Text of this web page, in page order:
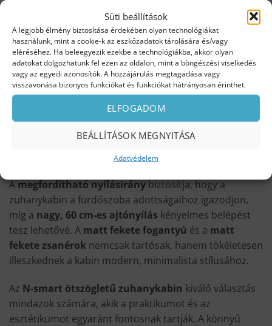
Süti beállítások
A legjobb élmény biztosítása érdekében olyan technológiákat
használunk, mint a cookie-k az eszközadatok tárolására és/vagy
eléréséhez. Ha beleegyezik ezekbe a technológiákba, akkor olyan
adatokat dolgozhatunk fel ezen az oldalon, mint a böngészési viselkedés
vagy az egyedi azonosítók. A hozzájárulás megtagadása vagy
visszavonása bizonyos funkciókat és funkciókat hátrányosan érinthet.
ELFOGADOM
BEÁLLÍTÁSOK MEGNYITÁSA
Adatvédelem
exkluzív megjelenést
kölcsönöznek a kabinnak, míg a6 mm vastag edzett
biztonsági üvegstabilitást és tartósságot garantál.
Amágnesesen záródó ajtókhalk és biztos csukódást
tesznek lehetővé, míg avízzáró profilok
gondoskodnak arról, hogy a víz a zuhanykabinnon
belül maradjon, megóvva ezzel a fürdőszoba többi
részét. Azállítható falprofilokakár 1,5-2 cm eltérést is
korrigálnak, így a kabin könnyen beilleszthető a
kevésbé tökéletes falakhoz is.
A megfordítható nyílásirány biztosítja, hogy a
zuhanykabin a fürdőszoba adottságaihoz igazodjon,
míg a nagy, 60 cm-es ajtónyílás kényelmes belépést
tesz lehetővé. A matt fekete fogantyú és a matt
fekete zsanérok nemcsak tartósak, hanem tökéletesen
illeszkednek a kabin modern, minimalista stílusához.
Az N-smart ötszögletű zuhanykabin kiváló választás
mindazok számára, akik a praktikumot és az
esztétikumot egyaránt fontosnak tartják. A könnyű